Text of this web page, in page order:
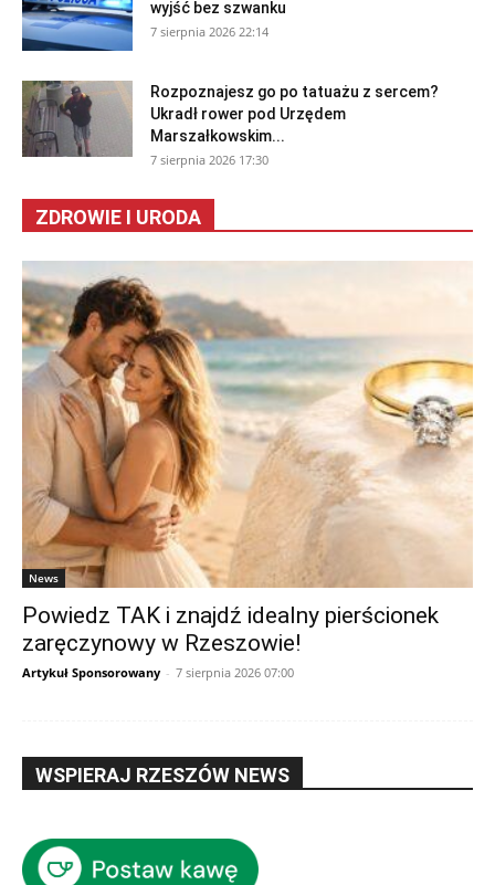
wyjść bez szwanku
7 sierpnia 2026 22:14
Rozpoznajesz go po tatuażu z sercem?
Ukradł rower pod Urzędem
Marszałkowskim...
7 sierpnia 2026 17:30
ZDROWIE I URODA
News
Powiedz TAK i znajdź idealny pierścionek
zaręczynowy w Rzeszowie!
Artykuł Sponsorowany - 7 sierpnia 2026 07:00
WSPIERAJ RZESZÓW NEWS